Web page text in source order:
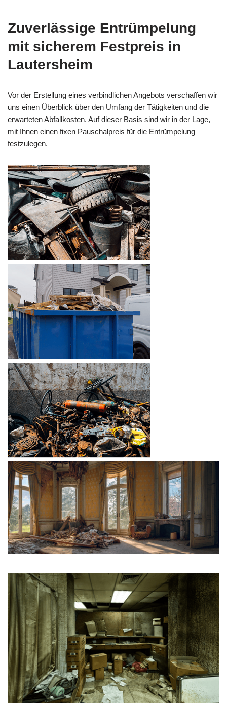
Zuverlässige Entrümpelung
mit sicherem Festpreis in
Lautersheim
Vor der Erstellung eines verbindlichen Angebots verschaffen wir
uns einen Überblick über den Umfang der Tätigkeiten und die
erwarteten Abfallkosten. Auf dieser Basis sind wir in der Lage,
mit Ihnen einen fixen Pauschalpreis für die Entrümpelung
festzulegen.